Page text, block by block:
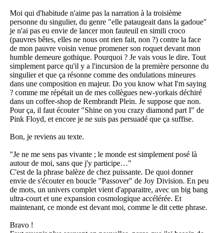
Moi qui d'habitude n'aime pas la narration à la troisième
personne du singulier, du genre "elle pataugeait dans la gadoue"
je n'ai pas eu envie de lancer mon fauteuil en simili croco
(pauvres bêtes, elles ne nous ont rien fait, non ?) contre la face
de mon pauvre voisin venue promener son roquet devant mon
humble demeure gothique. Pourquoi ? Je vais vous le dire. Tout
simplement parce qu'il y a l'incursion de la première personne du
singulier et que ça résonne comme des ondulations mineures
dans une composition en majeur. Do you know what I'm saying
? comme me répétait un de mes collègues new-yorkais déchiré
dans un coffee-shop de Rembrandt Plein. Je suppose que non.
Pour ça, il faut écouter "Shine on you crazy diamond part I" de
Pink Floyd, et encore je ne suis pas persuadé que ça suffise.
Bon, je reviens au texte.
"Je ne me sens pas vivante ; le monde est simplement posé là
autour de moi, sans que j'y participe…"
C'est de la phrase balèze de chez puissante. De quoi donner
envie de s'écouter en boucle "Passover" de Joy Division. En peu
de mots, un univers complet vient d'apparaitre, avec un big bang
ultra-court et une expansion cosmologique accélérée. Et
maintenant, ce monde est devant moi, comme le dit cette phrase.
Bravo !